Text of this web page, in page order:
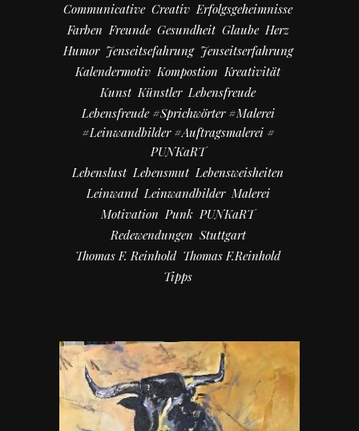
Communicative Creativ Erfolgsgeheimnisse
Farben Freunde Gesundheit Glaube Herz
Humor Jenseitsefahrung Jenseitserfahrung
Kalendermotiv Kompostion Kreativität
Kunst Künstler Lebensfreude
Lebensfreude #Sprichwörter #Malerei
#Leinwandbilder #Auftragsmalerei #
PUNKaRT
Lebenslust Lebensmut Lebensweisheiten
Leinwand Leinwandbilder Malerei
Motivation Punk PUNKaRT
Redewendungen Stuttgart
Thomas F. Reinhold Thomas F.Reinhold
Tipps